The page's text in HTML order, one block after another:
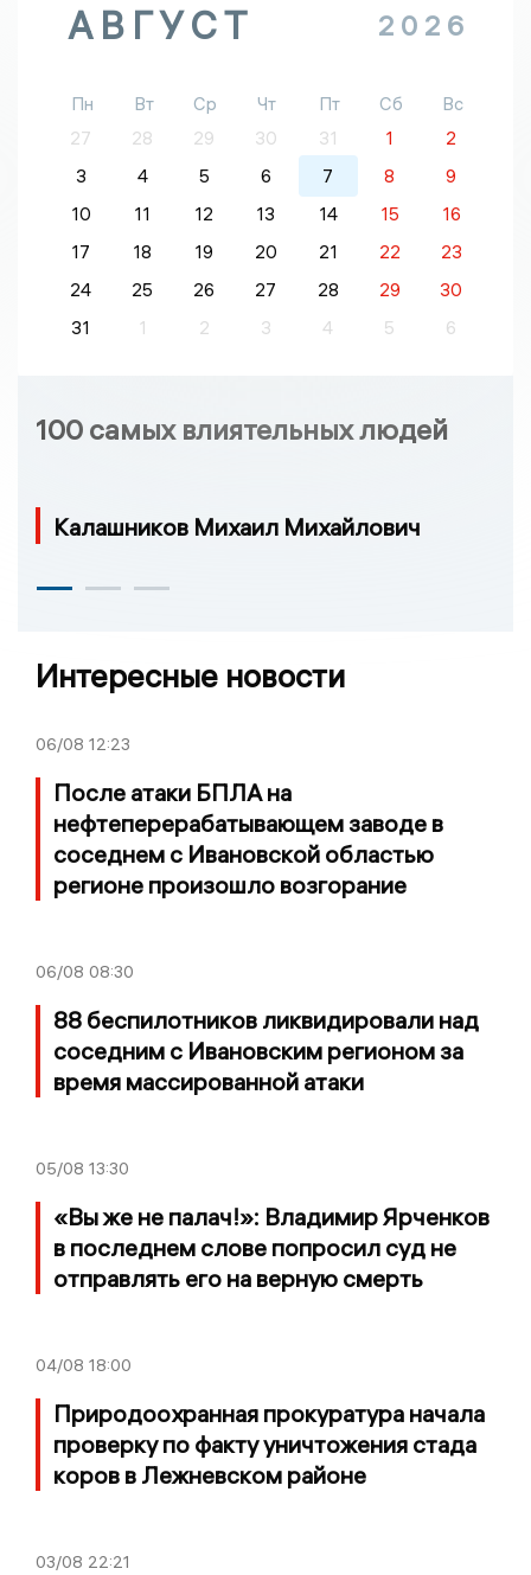
АВГУСТ 2026
Пн Вт Ср Чт Пт Сб
Вс
27
28 29 30 31 1
2
3
4 5 6 7 8
9
10
11 12 13 14 15
16
17
18 19 20 21 22
23
24
25 26 27 28 29
30
31
1 2 3 4 5 6
100 самых влиятельных людей
Калашников Михаил Михайлович
Интересные новости
06/08 12:23
После атаки БПЛА на
нефтеперерабатывающем заводе в
соседнем с Ивановской областью
регионе произошло возгорание
06/08 08:30
88 беспилотников ликвидировали над
соседним с Ивановским регионом за
время массированной атаки
05/08 13:30
«Вы же не палач!»: Владимир Ярченков
в последнем слове попросил суд не
отправлять его на верную смерть
04/08 18:00
Природоохранная прокуратура начала
проверку по факту уничтожения стада
коров в Лежневском районе
03/08 22:21